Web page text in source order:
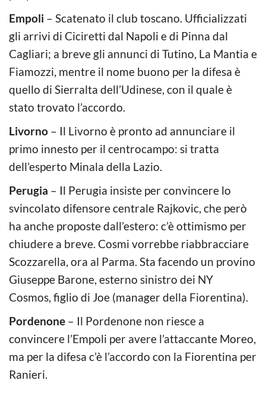
Empoli – Scatenato il club toscano. Ufficializzati
gli arrivi di Ciciretti dal Napoli e di Pinna dal
Cagliari; a breve gli annunci di Tutino, La Mantia e
Fiamozzi, mentre il nome buono per la difesa è
quello di Sierralta dell’Udinese, con il quale è
stato trovato l’accordo.
Livorno – Il Livorno è pronto ad annunciare il
primo innesto per il centrocampo: si tratta
dell’esperto Minala della Lazio.
Perugia – Il Perugia insiste per convincere lo
svincolato difensore centrale Rajkovic, che però
ha anche proposte dall’estero: c’è ottimismo per
chiudere a breve. Cosmi vorrebbe riabbracciare
Scozzarella, ora al Parma. Sta facendo un provino
Giuseppe Barone, esterno sinistro dei NY
Cosmos, figlio di Joe (manager della Fiorentina).
Pordenone – Il Pordenone non riesce a
convincere l’Empoli per avere l’attaccante Moreo,
ma per la difesa c’è l’accordo con la Fiorentina per
Ranieri.